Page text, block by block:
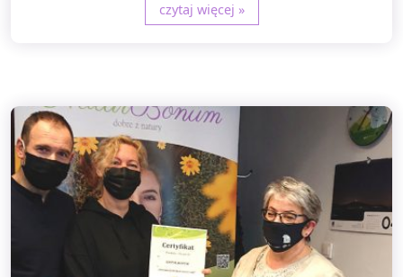
czytaj więcej »